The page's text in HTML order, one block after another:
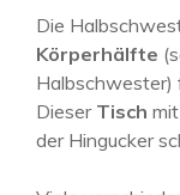
Die
Körperhälfte
Halbschwester)
Dieser Tisch
der Hingucker